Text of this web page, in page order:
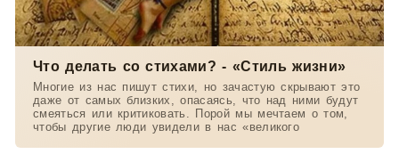
Что делать со стихами? - «Стиль жизни»
Многие из нас пишут стихи, но зачастую скрывают это
даже от самых близких, опасаясь, что над ними будут
смеяться или критиковать. Порой мы мечтаем о том,
чтобы другие люди увидели в нас «великого